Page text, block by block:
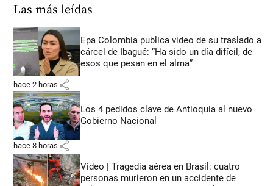
Las más leídas
Epa Colombia publica video de su traslado a
cárcel de Ibagué: “Ha sido un día difícil, de
esos que pesan en el alma”
hace 2 horas share
Los 4 pedidos clave de Antioquia al nuevo
Gobierno Nacional
hace 8 horas share
Video | Tragedia aérea en Brasil: cuatro
personas murieron en un accidente de